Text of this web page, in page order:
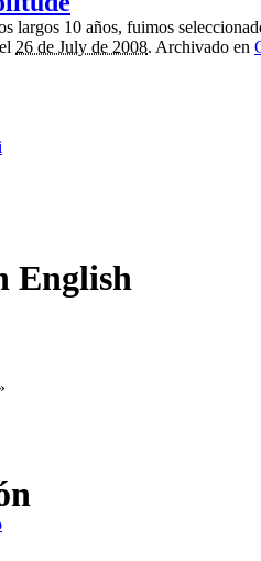
largos 10 años, fuimos
el 26 de July de 2008. Archivado en
English